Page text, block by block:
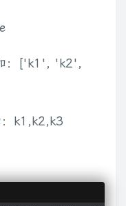
：['k1', 'k2',
k1,k2,k3